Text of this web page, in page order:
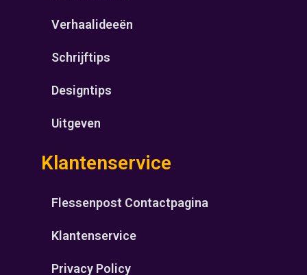
Verhaalideeën
Schrijftips
Designtips
Uitgeven
Klantenservice
Flessenpost Contactpagina
Klantenservice
Privacy Policy